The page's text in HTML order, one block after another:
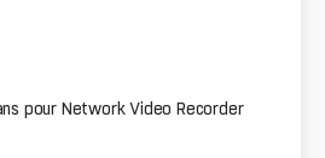
pour Network Video Recorder